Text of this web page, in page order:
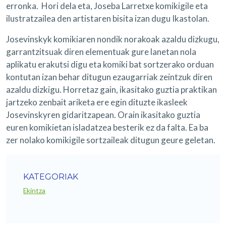
erronka. Hori dela eta, Joseba Larretxe komikigile eta
ilustratzailea den artistaren bisita izan dugu Ikastolan.
Josevinskyk komikiaren nondik norakoak azaldu dizkugu,
garrantzitsuak diren elementuak gure lanetan nola
aplikatu erakutsi digu eta komiki bat sortzerako orduan
kontutan izan behar ditugun ezaugarriak zeintzuk diren
azaldu dizkigu. Horretaz gain, ikasitako guztia praktikan
jartzeko zenbait ariketa ere egin dituzte ikasleek
Josevinskyren gidaritzapean. Orain ikasitako guztia
euren komikietan isladatzea besterik ez da falta. Ea ba
zer nolako komikigile sortzaileak ditugun geure geletan.
KATEGORIAK
Ekintza